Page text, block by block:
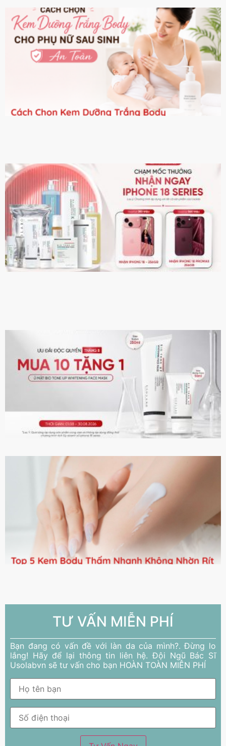
TƯ VẤN MIỄN PHÍ
Bạn đang có vấn đề với làn da của mình?. Đừng lo
lắng! Hãy để lại thông tin liên hệ. Đội Ngũ Bác Sĩ
Usolabvn sẽ tư vấn cho bạn HOÀN TOÀN MIỄN PHÍ